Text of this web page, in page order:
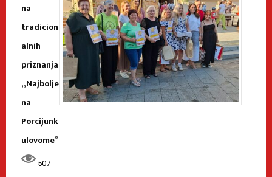
na
tradicion
alnih
priznanja
„Najbolje
na
Porcijunk
ulovome”
507